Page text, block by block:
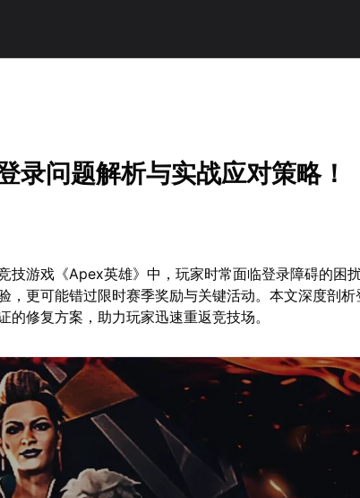
录问题解析与实战应对策略！
技游戏《Apex英雄》中，玩家时常面临登录障碍的困
，更可能错过限时赛季奖励与关键活动。本文深度剖
的修复方案，助力玩家迅速重返竞技场。